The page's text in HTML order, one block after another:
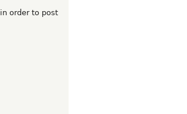
in order to post